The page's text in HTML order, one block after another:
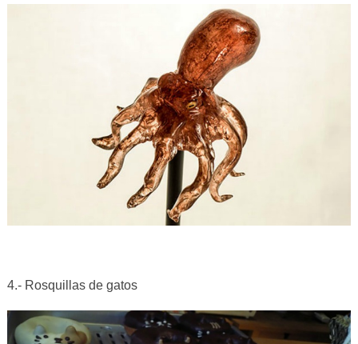
4.- Rosquillas de gatos